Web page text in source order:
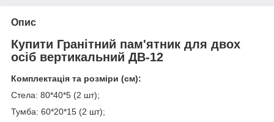
Опис
Купити Гранітний пам'ятник для двох
осіб вертикальний ДВ-12
Комплектація та розміри (см):
Стела: 80*40*5 (2 шт);
Тумба: 60*20*15 (2 шт);